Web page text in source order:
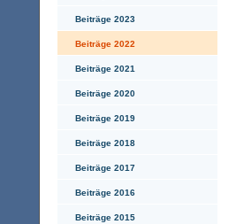
Beiträge 2023
Beiträge 2022
Beiträge 2021
Beiträge 2020
Beiträge 2019
Beiträge 2018
Beiträge 2017
Beiträge 2016
Beiträge 2015